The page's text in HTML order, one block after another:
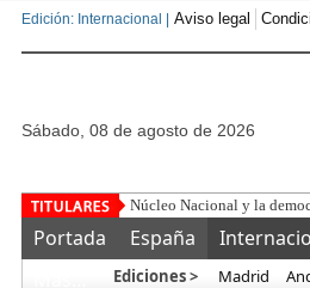
Edición: Internacional | Aviso legal
sábado, 08 de agosto de 2026
"No es para mí,
Portada España
Ediciones > Madrid